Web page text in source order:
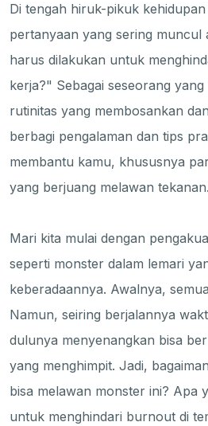
Di tengah hiruk-pikuk
pertanyaan yang sering muncul
harus dilakukan untuk
kerja?" Sebagai seseorang
rutinitas yang membosankan
berbagi pengalaman dan tips
membantu kamu, khususnya
yang berjuang melawan tekanan.
Mari kita mulai dengan
seperti monster dalam lemari
keberadaannya. Awalnya,
Namun, seiring berjalannya
dulunya menyenangkan bisa
yang menghimpit. Jadi,
bisa melawan monster ini? Apa
untuk menghindari burnout di